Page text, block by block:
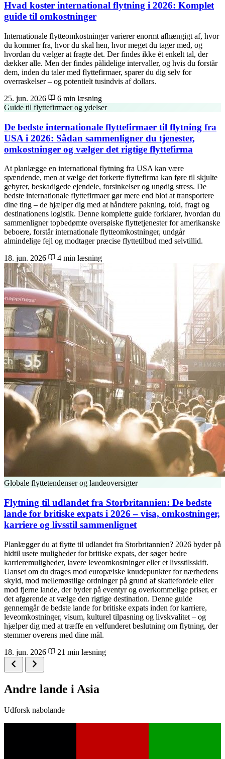
Hvad koster international flytning i 2026: Komplet
guide til omkostninger
Internationale flytteomkostninger varierer enormt afhængigt af, hvor
du kommer fra, hvor du skal hen, hvor meget du tager med, og
hvordan du vælger at fragte det. Der findes ikke ét enkelt tal, der
dækker alle. Men der findes pålidelige intervaller, og hvis du forstår
dem, inden du taler med flyttefirmaer, sparer du dig selv for
overraskelser – og potentielt tusindvis af dollars.
25. jun. 2026
6 min læsning
Guide til flyttefirmaer og ydelser
De bedste internationale flyttefirmaer til flytning fra
USA i 2026: Sådan sammenligner du tjenester,
omkostninger og vælger det rigtige flyttefirma
At planlægge en international flytning fra USA kan være
spændende, men at vælge det forkerte flyttefirma kan føre til skjulte
gebyrer, beskadigede ejendele, forsinkelser og unødig stress. De
bedste internationale flyttefirmaer gør mere end blot at transportere
dine ting – de hjælper dig med at håndtere pakning, told, fragt og
destinationens logistik. Denne komplette guide forklarer, hvordan du
sammenligner topbedømte oversøiske flyttetjenester for amerikanske
beboere, forstår internationale flytteomkostninger, undgår
almindelige fejl og modtager præcise flyttetilbud med selvtillid.
18. jun. 2026
4 min læsning
Globale flyttetendenser og landeoversigter
Flytning til udlandet fra Storbritannien: De bedste
lande for britiske expats i 2026 – visa, omkostninger,
karriere og livsstil sammenlignet
Planlægger du at flytte til udlandet fra Storbritannien? 2026 byder på
hidtil usete muligheder for britiske expats, der søger bedre
karrieremuligheder, lavere leveomkostninger eller et livsstilsskift.
Uanset om du drages mod europæiske knudepunkter for nærhedens
skyld, mod mellemøstlige ordninger på grund af skattefordele eller
mod fjerne lande, der byder på eventyr og overkommelige priser, er
det afgørende at vælge den rigtige destination. Denne guide
gennemgår de bedste lande for britiske expats inden for karriere,
leveomkostninger, visum, kulturel tilpasning og livskvalitet – og
hjælper dig med at træffe en velfunderet beslutning om flytning, der
stemmer overens med dine mål.
18. jun. 2026
21 min læsning
Andre lande i Asia
Udforsk nabolande